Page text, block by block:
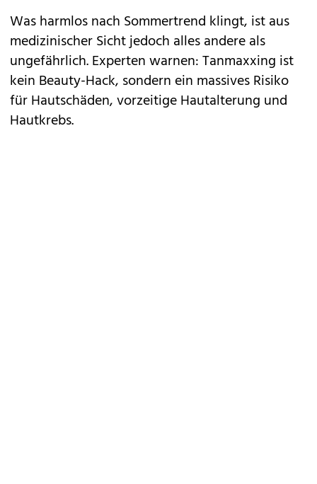
Was harmlos nach Sommertrend klingt, ist aus
medizinischer Sicht jedoch alles andere als
ungefährlich. Experten warnen: Tanmaxxing ist
kein Beauty-Hack, sondern ein massives Risiko
für Hautschäden, vorzeitige Hautalterung und
Hautkrebs.